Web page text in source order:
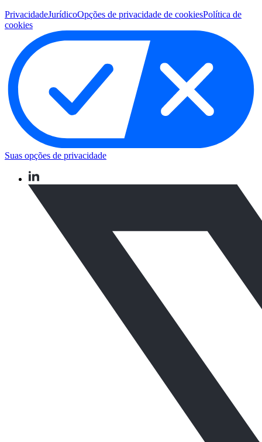
PrivacidadeJurídicoOpções de privacidade de cookiesPolítica de
cookies
Suas opções de privacidade